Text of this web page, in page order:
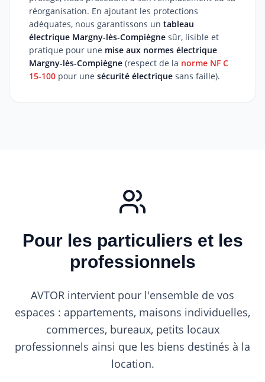
réorganisation. En ajoutant les protections
adéquates, nous garantissons un tableau
électrique Margny-lès-Compiègne sûr, lisible et
pratique pour une mise aux normes électrique
Margny-lès-Compiègne (respect de la norme NF C
15-100 pour une sécurité électrique sans faille).
Pour les particuliers et les
professionnels
AVTOR intervient pour l'ensemble de vos
espaces : appartements, maisons individuelles,
commerces, bureaux, petits locaux
professionnels ainsi que les biens destinés à la
location.